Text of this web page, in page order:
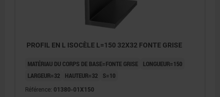
PROFIL EN L ISOCÈLE L=150 32X32 FONTE GRISE
MATÉRIAU DU CORPS DE BASE=FONTE GRISE
LONGUEUR=150
LARGEUR=32
HAUTEUR=32 S=10
Référence: 01380-01X150